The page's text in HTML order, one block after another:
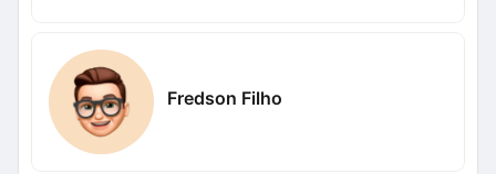
Fredson Filho